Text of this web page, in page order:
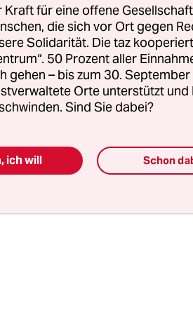
Länge, die Schlaglichter
die Banalität von sexueller
– die meisten von
sie als Acht-, Vierzehn- oder
erlitten haben. Es geht um
Ärzte und gleichaltrige
für eine offene
die sich vor Ort gegen
Solidarität. Die taz
50 Prozent aller
gehen – bis zum 30.
Orte unterstützt und
Sind Sie dabei?
ich will Schon